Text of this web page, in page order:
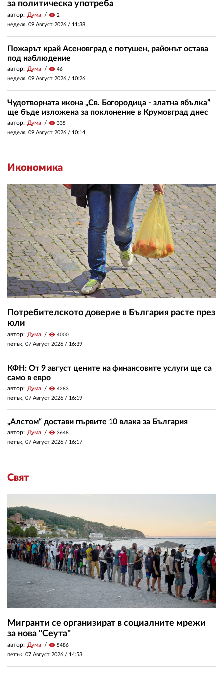
за политическа употреба
автор: Дума visibility 2
неделя, 09 Август 2026 / 11:38
Пожарът край Асеновград е потушен, районът остава
под наблюдение
автор: Дума visibility 46
неделя, 09 Август 2026 / 10:26
Чудотворната икона „Св. Богородица - златна ябълка”
ще бъде изложена за поклонение в Крумовград днес
автор: Дума visibility 335
неделя, 09 Август 2026 / 10:14
Икономика
Потребителското доверие в България расте през
юли
автор: Дума visibility 4000
петък, 07 Август 2026 / 16:39
КФН: От 9 август цените на финансовите услуги ще са
само в евро
автор: Дума visibility 4283
петък, 07 Август 2026 / 16:19
„Алстом“ достави първите 10 влака за България
автор: Дума visibility 3648
петък, 07 Август 2026 / 16:17
Свят
Мигранти се организират в социалните мрежи
за нова "Сеута"
автор: Дума visibility 5486
петък, 07 Август 2026 / 14:53